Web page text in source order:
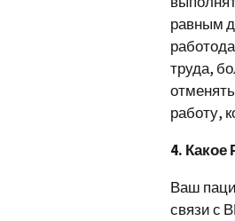
равным
труда,
работу,
4.
Ваш
связи с